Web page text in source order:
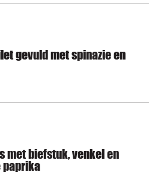
gevuld met spinazie en
met biefstuk, venkel en
paprika